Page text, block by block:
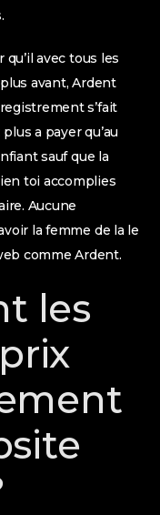
avec tous les
avant, Ardent
s’fait
a payer qu’au
sauf que la
toi accomplies
Aucune
la femme de la le
comme Ardent.
les